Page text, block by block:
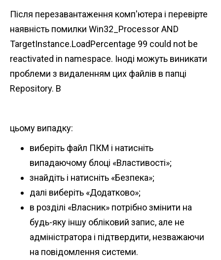
Після перезавантаження комп'ютера і перевірте
наявність помилки Win32_Processor AND
TargetInstance.LoadPercentage 99 could not be
reactivated in namespace. Іноді можуть виникати
проблеми з видаленням цих файлів в папці
Repository. В
цьому випадку:
виберіть файл ПКМ і натисніть
випадаючому блоці «Властивості»;
знайдіть і натисніть «Безпека»;
далі виберіть «Додатково»;
в розділі «Власник» потрібно змінити на
будь-яку іншу обліковий запис, але не
адміністратора і підтвердити, незважаючи
на повідомлення системи.